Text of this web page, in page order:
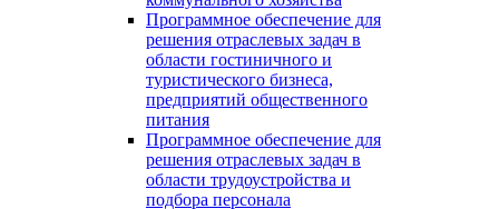
Программное обеспечение для
решения отраслевых задач в
области гостиничного и
туристического бизнеса,
предприятий общественного
питания
Программное обеспечение для
решения отраслевых задач в
области трудоустройства и
подбора персонала